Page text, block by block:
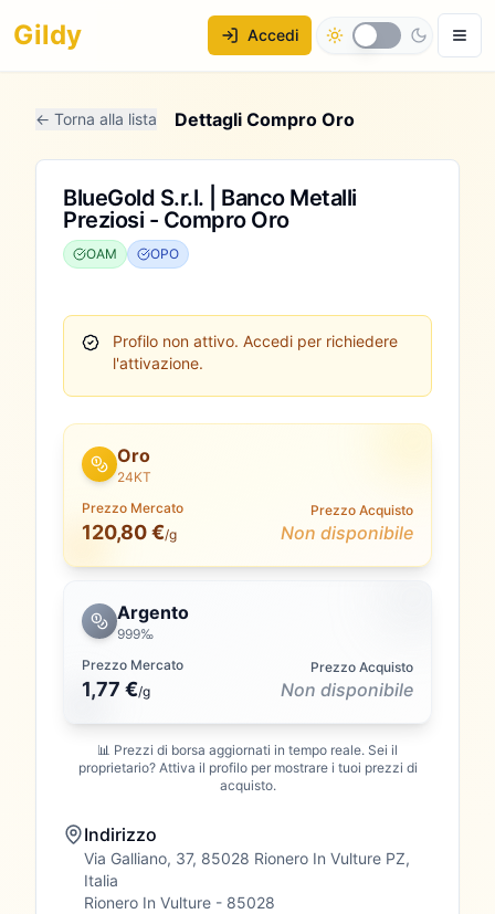
Gildy Accedi
← Torna alla lista Dettagli Compro Oro
BlueGold S.r.l. | Banco Metalli
Preziosi - Compro Oro
OAM OPO
Profilo non attivo. Accedi per richiedere
l'attivazione.
Oro
24KT
Prezzo Mercato
120,80 €/g
Prezzo Acquisto
Non disponibile
Argento
999‰
Prezzo Mercato
1,77 €/g
Prezzo Acquisto
Non disponibile
📊 Prezzi di borsa aggiornati in tempo reale. Sei il
proprietario? Attiva il profilo per mostrare i tuoi prezzi di
acquisto.
Indirizzo
Via Galliano, 37, 85028 Rionero In Vulture PZ,
Italia
Rionero In Vulture - 85028